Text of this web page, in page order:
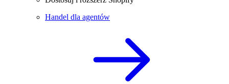
Handel dla agentów